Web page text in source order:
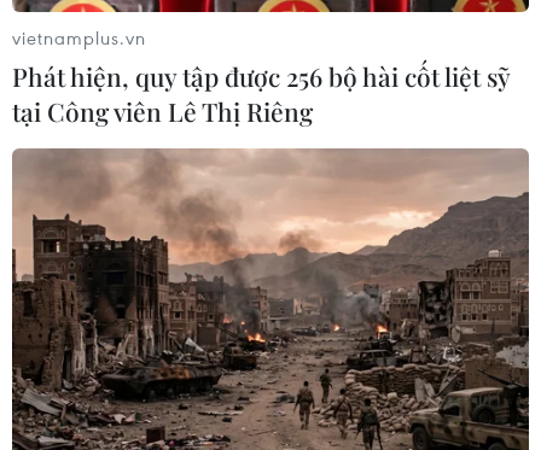
TIN CÙNG CHUYÊN MỤC
vietnamplus.vn
Phát hiện, quy tập được 256 bộ hài cốt liệt sỹ
tại Công viên Lê Thị Riêng